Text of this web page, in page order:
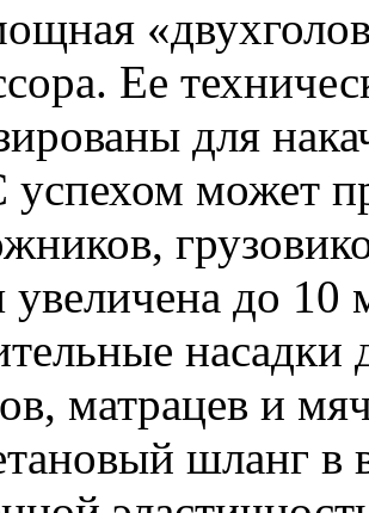
Ее
для
успехом может
увеличена до 10
насадки
матрацев и
шланг в